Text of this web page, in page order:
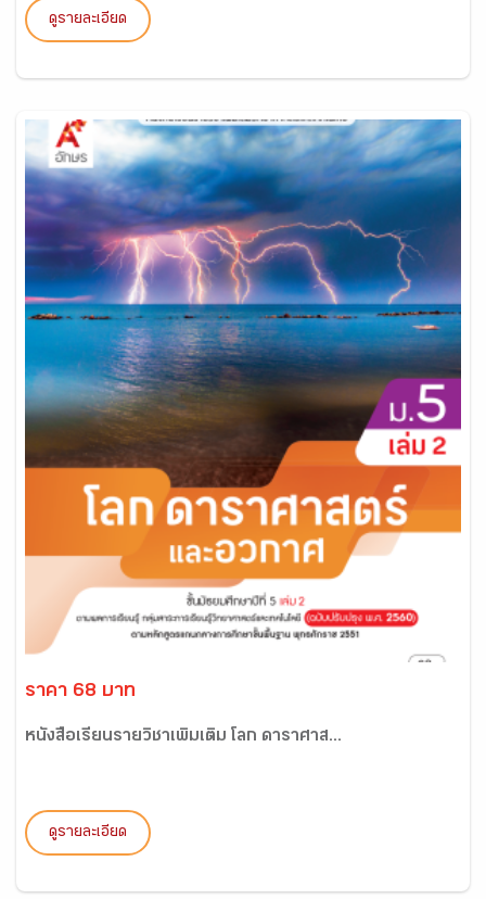
ดูรายละเอียด
ราคา 68 บาท
หนังสือเรียนรายวิชาเพิ่มเติม โลก ดาราศาส...
ดูรายละเอียด